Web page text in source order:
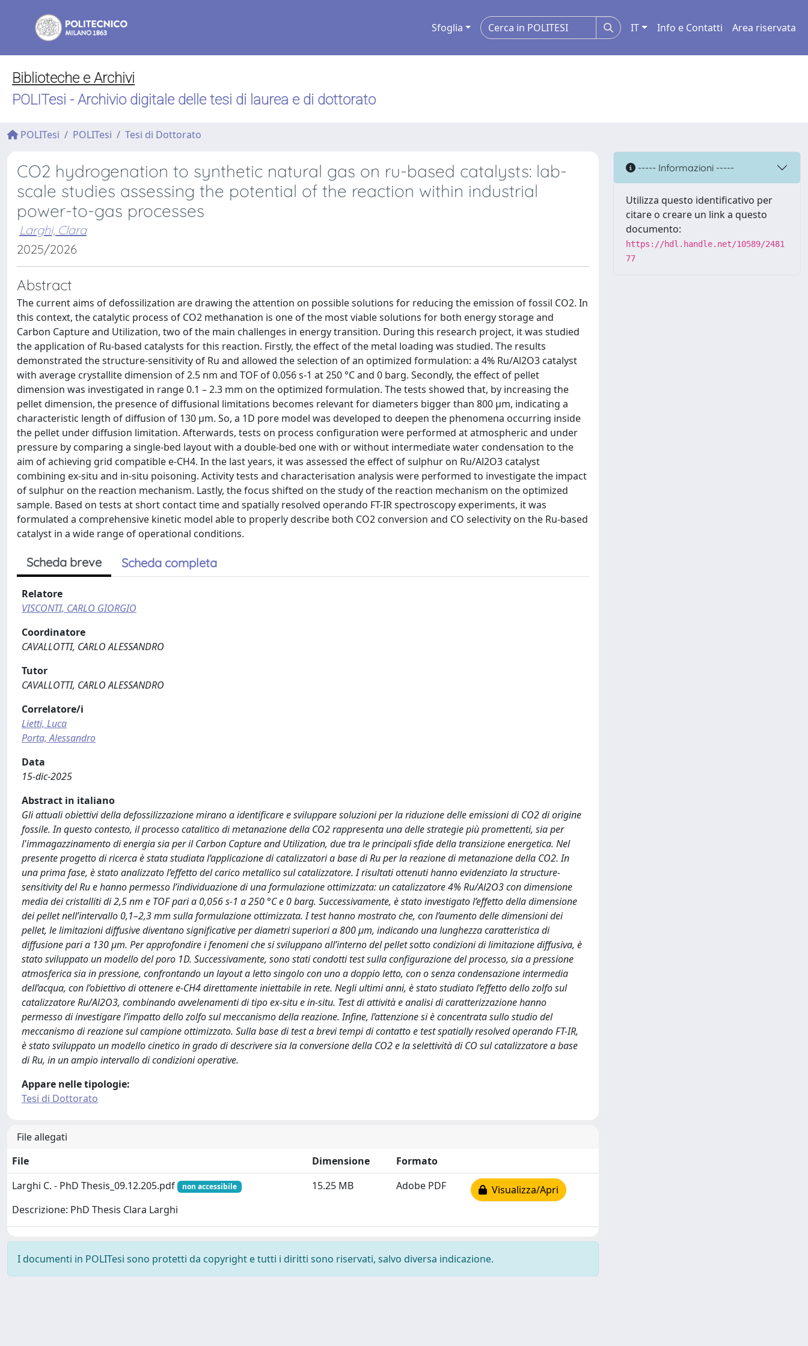
Sfoglia IT Info e Contatti Area riservata
Biblioteche e Archivi
POLITesi - Archivio digitale delle tesi di laurea e di dottorato
POLITesi POLITesi Tesi di Dottorato
CO2 hydrogenation to synthetic natural gas on ru-based catalysts: lab-
scale studies assessing the potential of the reaction within industrial
power-to-gas processes
Larghi, Clara
2025/2026
Abstract
The current aims of defossilization are drawing the attention on possible solutions for reducing the emission of fossil CO2. In
this context, the catalytic process of CO2 methanation is one of the most viable solutions for both energy storage and
Carbon Capture and Utilization, two of the main challenges in energy transition. During this research project, it was studied
the application of Ru-based catalysts for this reaction. Firstly, the effect of the metal loading was studied. The results
demonstrated the structure-sensitivity of Ru and allowed the selection of an optimized formulation: a 4% Ru/Al2O3 catalyst
with average crystallite dimension of 2.5 nm and TOF of 0.056 s-1 at 250 °C and 0 barg. Secondly, the effect of pellet
dimension was investigated in range 0.1 – 2.3 mm on the optimized formulation. The tests showed that, by increasing the
pellet dimension, the presence of diffusional limitations becomes relevant for diameters bigger than 800 μm, indicating a
characteristic length of diffusion of 130 μm. So, a 1D pore model was developed to deepen the phenomena occurring inside
the pellet under diffusion limitation. Afterwards, tests on process configuration were performed at atmospheric and under
pressure by comparing a single-bed layout with a double-bed one with or without intermediate water condensation to the
aim of achieving grid compatible e-CH4. In the last years, it was assessed the effect of sulphur on Ru/Al2O3 catalyst
combining ex-situ and in-situ poisoning. Activity tests and characterisation analysis were performed to investigate the impact
of sulphur on the reaction mechanism. Lastly, the focus shifted on the study of the reaction mechanism on the optimized
sample. Based on tests at short contact time and spatially resolved operando FT-IR spectroscopy experiments, it was
formulated a comprehensive kinetic model able to properly describe both CO2 conversion and CO selectivity on the Ru-based
catalyst in a wide range of operational conditions.
Scheda breve Scheda completa
Relatore
VISCONTI, CARLO GIORGIO
Coordinatore
CAVALLOTTI, CARLO ALESSANDRO
Tutor
CAVALLOTTI, CARLO ALESSANDRO
Correlatore/i
Lietti, Luca
Porta, Alessandro
Data
15-dic-2025
Abstract in italiano
Gli attuali obiettivi della defossilizzazione mirano a identificare e sviluppare soluzioni per la riduzione delle emissioni di CO2 di origine
fossile. In questo contesto, il processo catalitico di metanazione della CO2 rappresenta una delle strategie più promettenti, sia per
l'immagazzinamento di energia sia per il Carbon Capture and Utilization, due tra le principali sfide della transizione energetica. Nel
presente progetto di ricerca è stata studiata l’applicazione di catalizzatori a base di Ru per la reazione di metanazione della CO2. In
una prima fase, è stato analizzato l’effetto del carico metallico sul catalizzatore. I risultati ottenuti hanno evidenziato la structure-
sensitivity del Ru e hanno permesso l’individuazione di una formulazione ottimizzata: un catalizzatore 4% Ru/Al2O3 con dimensione
media dei cristalliti di 2,5 nm e TOF pari a 0,056 s-1 a 250 °C e 0 barg. Successivamente, è stato investigato l’effetto della dimensione
dei pellet nell’intervallo 0,1–2,3 mm sulla formulazione ottimizzata. I test hanno mostrato che, con l’aumento delle dimensioni dei
pellet, le limitazioni diffusive diventano significative per diametri superiori a 800 μm, indicando una lunghezza caratteristica di
diffusione pari a 130 μm. Per approfondire i fenomeni che si sviluppano all’interno del pellet sotto condizioni di limitazione diffusiva, è
stato sviluppato un modello del poro 1D. Successivamente, sono stati condotti test sulla configurazione del processo, sia a pressione
atmosferica sia in pressione, confrontando un layout a letto singolo con uno a doppio letto, con o senza condensazione intermedia
dell’acqua, con l’obiettivo di ottenere e-CH4 direttamente iniettabile in rete. Negli ultimi anni, è stato studiato l’effetto dello zolfo sul
catalizzatore Ru/Al2O3, combinando avvelenamenti di tipo ex-situ e in-situ. Test di attività e analisi di caratterizzazione hanno
permesso di investigare l’impatto dello zolfo sul meccanismo della reazione. Infine, l’attenzione si è concentrata sullo studio del
meccanismo di reazione sul campione ottimizzato. Sulla base di test a brevi tempi di contatto e test spatially resolved operando FT-IR,
è stato sviluppato un modello cinetico in grado di descrivere sia la conversione della CO2 e la selettività di CO sul catalizzatore a base
di Ru, in un ampio intervallo di condizioni operative.
Appare nelle tipologie:
Tesi di Dottorato
File allegati
File
Dimensione
Formato
Larghi C. - PhD Thesis_09.12.205.pdf
non accessibile
Descrizione: PhD Thesis Clara Larghi
15.25 MB Adobe PDF Visualizza/Apri
I documenti in POLITesi sono protetti da copyright e tutti i diritti sono riservati, salvo diversa indicazione.
----- Informazioni -----
Utilizza questo identificativo per
citare o creare un link a questo
documento:
https://hdl.handle.net/10589/2481
77